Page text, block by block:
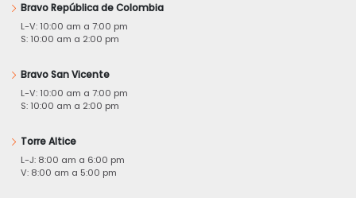
Bravo República de Colombia
L-V: 10:00 am a 7:00 pm
S: 10:00 am a 2:00 pm
Bravo San Vicente
L-V: 10:00 am a 7:00 pm
S: 10:00 am a 2:00 pm
Torre Altice
L-J: 8:00 am a 6:00 pm
V: 8:00 am a 5:00 pm